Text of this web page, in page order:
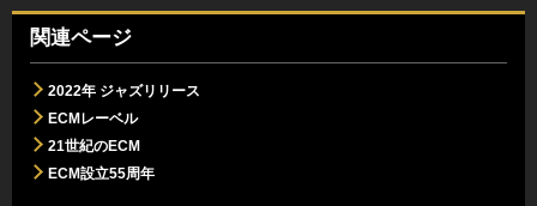
関連ページ
2022年 ジャズリリース
ECMレーベル
21世紀のECM
ECM設立55周年